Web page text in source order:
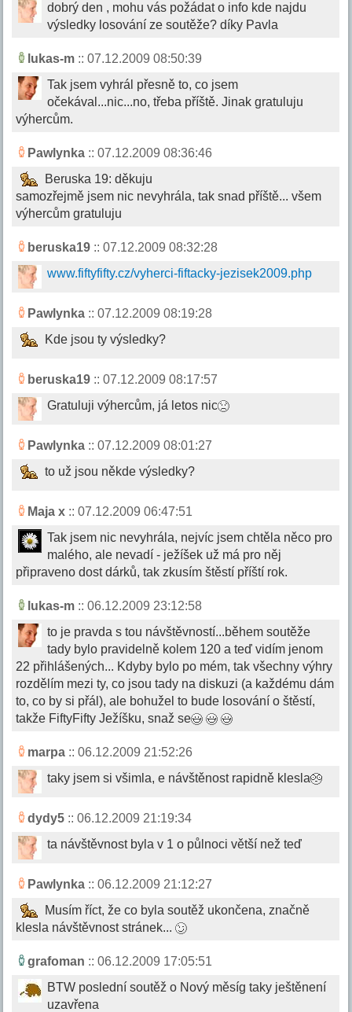
dobrý den , mohu vás požádat o info kde najdu
výsledky losování ze soutěže? díky Pavla
lukas-m :: 07.12.2009 08:50:39
Tak jsem vyhrál přesně to, co jsem
očekával...nic...no, třeba příště. Jinak gratuluju
výhercům.
Pawlynka :: 07.12.2009 08:36:46
Beruska 19: děkuju
samozřejmě jsem nic nevyhrála, tak snad příště... všem
výhercům gratuluju
beruska19 :: 07.12.2009 08:32:28
www.fiftyfifty.cz/vyherci-fiftacky-jezisek2009.php
Pawlynka :: 07.12.2009 08:19:28
Kde jsou ty výsledky?
beruska19 :: 07.12.2009 08:17:57
Gratuluji výhercům, já letos nic
Pawlynka :: 07.12.2009 08:01:27
to už jsou někde výsledky?
Maja x :: 07.12.2009 06:47:51
Tak jsem nic nevyhrála, nejvíc jsem chtěla něco pro
malého, ale nevadí - ježíšek už má pro něj
připraveno dost dárků, tak zkusím štěstí příští rok.
lukas-m :: 06.12.2009 23:12:58
to je pravda s tou návštěvností...během soutěže
tady bylo pravidelně kolem 120 a teď vidím jenom
22 přihlášených... Kdyby bylo po mém, tak všechny výhry
rozdělím mezi ty, co jsou tady na diskuzi (a každému dám
to, co by si přál), ale bohužel to bude losování o štěstí,
takže FiftyFifty Ježíšku, snaž se
marpa :: 06.12.2009 21:52:26
taky jsem si všimla, e návštěnost rapidně klesla
dydy5 :: 06.12.2009 21:19:34
ta návštěvnost byla v 1 o půlnoci větší než teď
Pawlynka :: 06.12.2009 21:12:27
Musím říct, že co byla soutěž ukončena, značně
klesla návštěvnost stránek...
grafoman :: 06.12.2009 17:05:51
BTW poslední soutěž o Nový měsíg taky ještěnení
uzavřena